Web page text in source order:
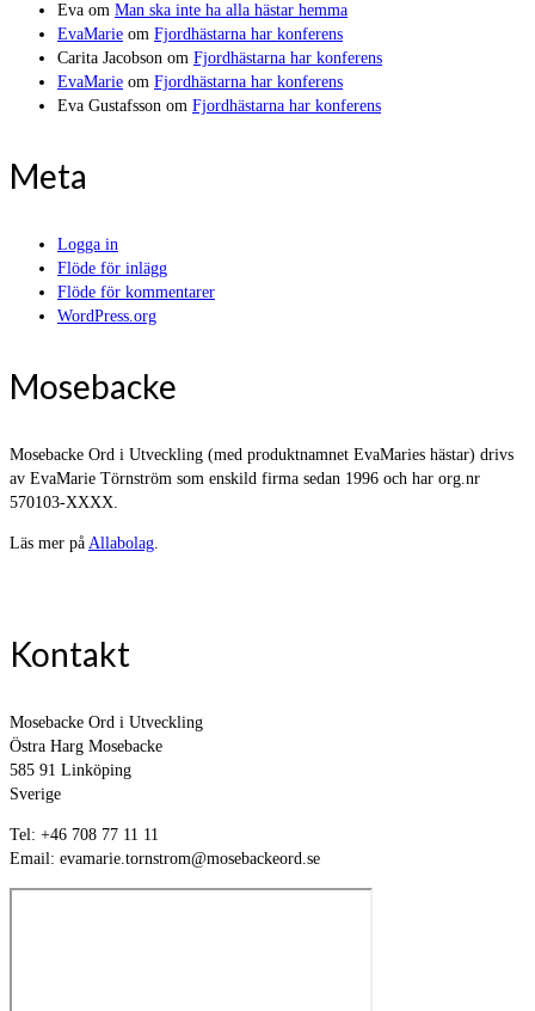
Eva om Man ska inte ha alla hästar hemma
EvaMarie om Fjordhästarna har konferens
Carita Jacobson om Fjordhästarna har konferens
EvaMarie om Fjordhästarna har konferens
Eva Gustafsson om Fjordhästarna har konferens
Meta
Logga in
Flöde för inlägg
Flöde för kommentarer
WordPress.org
Mosebacke
Mosebacke Ord i Utveckling (med produktnamnet EvaMaries hästar) drivs
av EvaMarie Törnström som enskild firma sedan 1996 och har org.nr
570103-XXXX.
Läs mer på Allabolag.
Kontakt
Mosebacke Ord i Utveckling
Östra Harg Mosebacke
585 91 Linköping
Sverige
Tel: +46 708 77 11 11
Email: evamarie.tornstrom@mosebackeord.se